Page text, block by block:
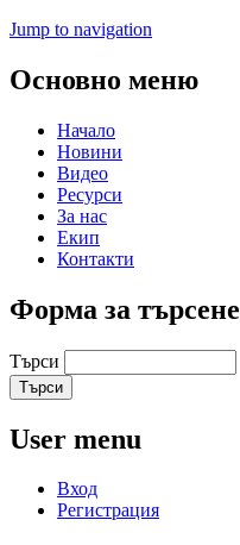
Jump to navigation
Основно меню
Начало
Новини
Видео
Ресурси
За нас
Екип
Контакти
Форма за търсене
Търси
User menu
Вход
Регистрация